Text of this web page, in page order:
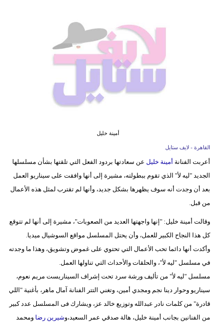
أمينة خليل
القاهرة - لايف ستايل
أعربت الفنانة أمينة خليل عن سعادتها بردود الفعل التي تلقتها بشأن مسلسلها
الجديد "ليه لأ" الذي تقوم ببطولته، مشيرة إلى أنها وافقت على سيناريو العمل
بعد أن وجدت أنه سوف يظهرها بشكل جديد، وأنها لم تقترب لمثل هذه الأعمال
من قبل.
وقالت أمينة خليل: "إنها واجهتها العديد من الصعوبات"، مشيرة إلى أنها لم تتوقع
كل هذا النجاح الكبير للعمل، وأن يحتل المسلسل مواقع السوشيال ميديا.
وأكدت أنها دائما تحب الأعمال التي تحتوي على غموض وتشويق، وهذا ما وجدته
في مسلسل "ليه لأ"، والحلقات والأحداث التي تناولها العمل.
مسلسل "ليه لأ" من تأليف ورشة سرد تحت إشراف السيناريست مريم نعوم،
‏سيناريو وحوار دينا نجم ومجدي أمين، وتغني التتر الفنانة آمال ماهر، ‏بأغنية "اللي
قادرة" من كلمات نادر عبدالله وتوزيع خالد عز، ويشارك فى ‏المسلسل عدد كبير
من الفنانين بجانب أمينة خليل، هالة صدقي عمر ‏السعيد،وشيرين رضا ومحمد